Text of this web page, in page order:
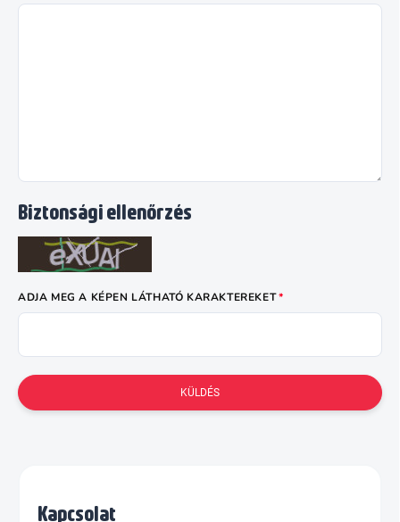
Biztonsági ellenőrzés
ADJA MEG A KÉPEN LÁTHATÓ KARAKTEREKET
KÜLDÉS
Kapcsolat